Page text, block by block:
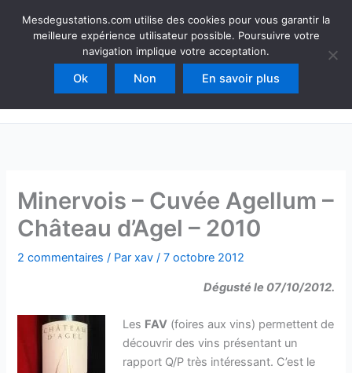
Mesdegustations
Dégustations, accords & autour du vin
Rechercher
Minervois – Cuvée Agellum –
Château d’Agel – 2010
2 commentaires / Parxav/7 octobre 2012
Dégusté le 07/10/2012.
Les FAV (foires aux vins) permettent de
découvrir des vins présentant un
rapport Q/P très intéressant. C’est le
Mesdegustations.com utilise des cookies pour vous garantir la
meilleure expérience utilisateur possible. Poursuivre votre
navigation implique votre acceptation.
Ok Non En savoir plus